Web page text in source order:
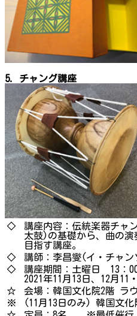
5. チャング講座
◇
講座内容：伝統楽器チャ
太鼓)の基礎から、曲の
目指す講座。
◇
講師：李昌燮(イ・チャ
◇
講座期間：土曜日 13：00
2021年11月13日、12月11
☆
会場：韓国文化院2階 ラ
※
(11月13日のみ) 韓国文